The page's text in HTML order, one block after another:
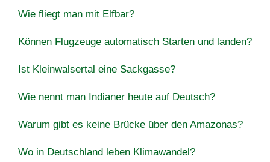
Wie fliegt man mit Elfbar?
Können Flugzeuge automatisch Starten und landen?
Ist Kleinwalsertal eine Sackgasse?
Wie nennt man Indianer heute auf Deutsch?
Warum gibt es keine Brücke über den Amazonas?
Wo in Deutschland leben Klimawandel?